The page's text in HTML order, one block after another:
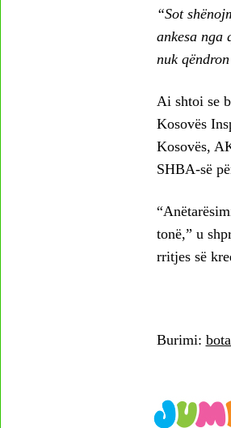
“Sot
ankesa nga
nuk
Ai shtoi se
Kosovës
Kosovës,
SHBA-së
tonë,” u
rritjes së
Burimi: